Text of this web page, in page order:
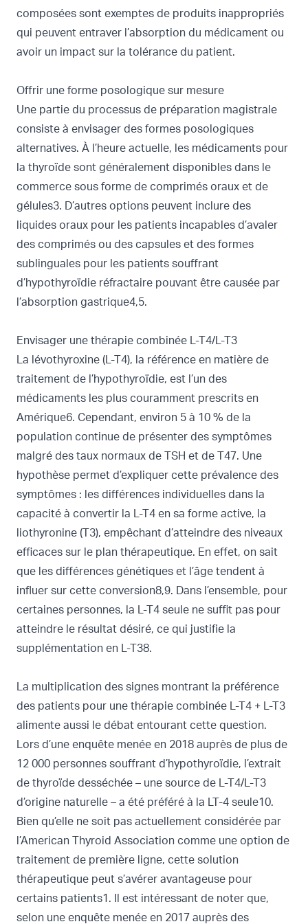
composées sont exemptes de produits inappropriés
qui peuvent entraver l’absorption du médicament ou
avoir un impact sur la tolérance du patient.
Offrir une forme posologique sur mesure
Une partie du processus de préparation magistrale
consiste à envisager des formes posologiques
alternatives. À l’heure actuelle, les médicaments pour
la thyroïde sont généralement disponibles dans le
commerce sous forme de comprimés oraux et de
gélules3. D’autres options peuvent inclure des
liquides oraux pour les patients incapables d’avaler
des comprimés ou des capsules et des formes
sublinguales pour les patients souffrant
d’hypothyroïdie réfractaire pouvant être causée par
l’absorption gastrique4,5.
Envisager une thérapie combinée L-T4/L-T3
La lévothyroxine (L-T4), la référence en matière de
traitement de l’hypothyroïdie, est l’un des
médicaments les plus couramment prescrits en
Amérique6. Cependant, environ 5 à 10 % de la
population continue de présenter des symptômes
malgré des taux normaux de TSH et de T47. Une
hypothèse permet d’expliquer cette prévalence des
symptômes : les différences individuelles dans la
capacité à convertir la L-T4 en sa forme active, la
liothyronine (T3), empêchant d’atteindre des niveaux
efficaces sur le plan thérapeutique. En effet, on sait
que les différences génétiques et l’âge tendent à
influer sur cette conversion8,9. Dans l’ensemble, pour
certaines personnes, la L-T4 seule ne suffit pas pour
atteindre le résultat désiré, ce qui justifie la
supplémentation en L-T38.
La multiplication des signes montrant la préférence
des patients pour une thérapie combinée L-T4 + L-T3
alimente aussi le débat entourant cette question.
Lors d’une enquête menée en 2018 auprès de plus de
12 000 personnes souffrant d’hypothyroïdie, l’extrait
de thyroïde desséchée – une source de L-T4/L-T3
d’origine naturelle – a été préféré à la LT-4 seule10.
Bien qu’elle ne soit pas actuellement considérée par
l’American Thyroid Association comme une option de
traitement de première ligne, cette solution
thérapeutique peut s’avérer avantageuse pour
certains patients1 . Il est intéressant de noter que,
selon une enquête menée en 2017 auprès des